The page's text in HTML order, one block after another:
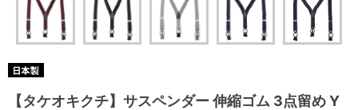
【タケオキクチ】サスペンダー 伸縮ゴム 3点留め Y